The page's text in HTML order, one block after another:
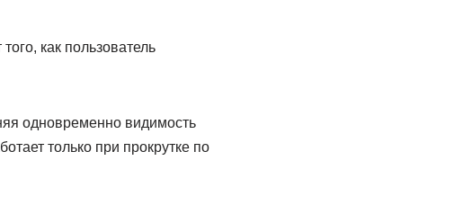
как пользователь
одновременно видимость
только при прокрутке по